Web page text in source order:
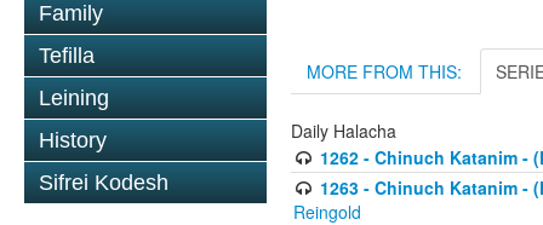
Family
Tefilla
Leining
History
Sifrei Kodesh
MORE FROM THIS:
Daily Halacha
1262 - Chinuch Katanim -
1263 - Chinuch Katanim -
Reingold